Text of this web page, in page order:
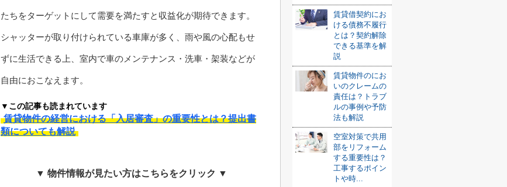
たちをターゲットにして需要を満たすと収益化が期待できます。
シャッターが取り付けられている車庫が多く、雨や風の心配もせ
ずに生活できる上、室内で車のメンテナンス・洗車・架装などが
自由におこなえます。
▼この記事も読まれています
賃貸物件の経営における「入居審査」の重要性とは？提出書
類についても解説
▼ 物件情報が見たい方はこちらをクリック ▼
賃貸借契約にお
ける債務不履行
とは？契約解除
できる基準を解
説
賃貸物件のにお
いのクレームの
責任は？トラブ
ルの事例や予防
法も解説
空室対策で共用
部をリフォーム
する重要性は？
工事するポイン
トや時...